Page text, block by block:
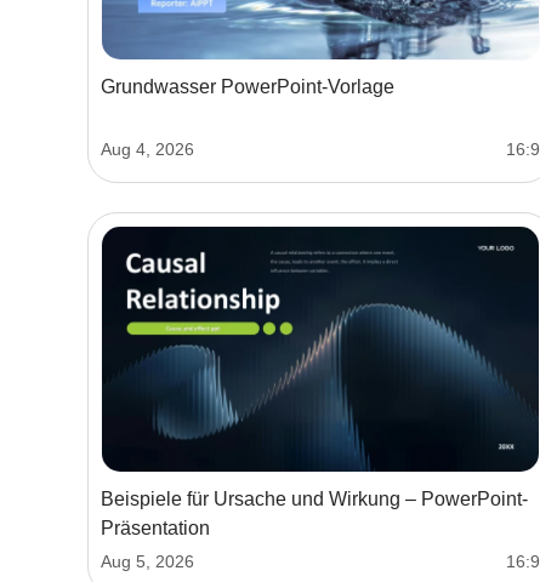
Grundwasser PowerPoint-Vorlage
Aug 4, 2026 16:9
Beispiele für Ursache und Wirkung – PowerPoint-
Präsentation
Aug 5, 2026 16:9